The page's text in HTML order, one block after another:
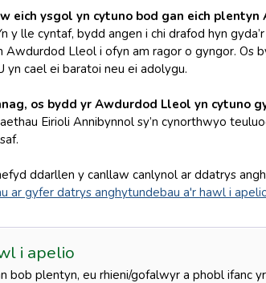
eich ysgol yn cytuno bod gan eich plentyn
y lle cyntaf, bydd angen i chi drafod hyn
Awdurdod Lleol i ofyn am ragor o gyngor.
yn cael ei baratoi neu ei adolygu.
os bydd yr Awdurdod Lleol yn cytuno
Eirioli Annibynnol sy’n cynorthwyo
ddarllen y canllaw canlynol ar ddatrys
ar gyfer datrys anghytundebau a'r hawl i
i apelio
bob plentyn, eu rhieni/gofalwyr a phobl ifanc